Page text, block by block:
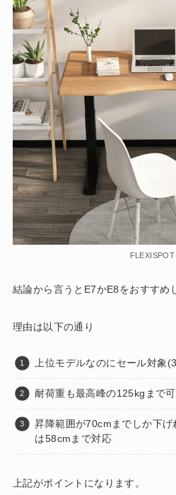
結論から言うとE7かE8をおすすめ
理由は以下の通り
上位モデルなのにセール対象
耐荷重も最高峰の125kgまで
昇降範囲が70cmまでしか下
は58cmまで対応
上記がポイントになります。